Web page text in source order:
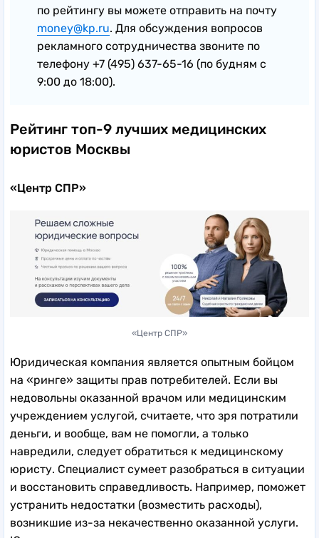
по рейтингу вы можете отправить на почту
money@kp.ru. Для обсуждения вопросов
рекламного сотрудничества звоните по
телефону +7 (495) 637-65-16 (по будням с
9:00 до 18:00).
Рейтинг топ-9 лучших медицинских
юристов Москвы
«Центр СПР»
«Центр СПР»
Юридическая компания является опытным бойцом
на «ринге» защиты прав потребителей. Если вы
недовольны оказанной врачом или медицинским
учреждением услугой, считаете, что зря потратили
деньги, и вообще, вам не помогли, а только
навредили, следует обратиться к медицинскому
юристу. Специалист сумеет разобраться в ситуации
и восстановить справедливость. Например, поможет
устранить недостатки (возместить расходы),
возникшие из-за некачественно оказанной услуги.